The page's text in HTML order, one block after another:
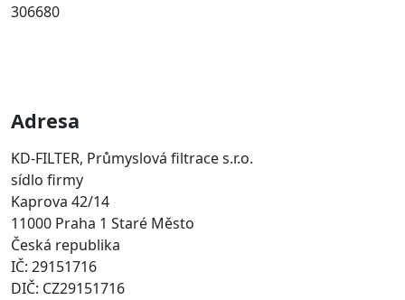
306680
Adresa
KD-FILTER, Průmyslová filtrace s.r.o.
sídlo firmy
Kaprova 42/14
11000 Praha 1 Staré Město
Česká republika
IČ: 29151716
DIČ: CZ29151716